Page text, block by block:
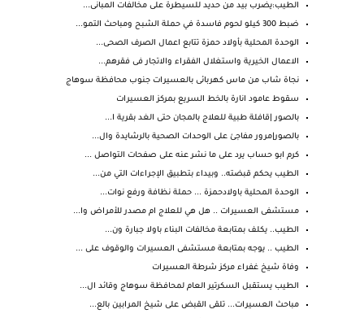
الطيب:يضرب بيد من حديد للسيطرة على مخالفات المبانى...
ضبط 300 كيلو لحوم فاسدة في حملة الشبح ومباحث التمو...
الوحدة المحلية بأولاد حمزة تتابع اعمال الصرف الصحى...
الاعمال الخيرية واستغلال الفقراء والاتجار فى فقرهم...
نجاة شاب من ماس كهربائى بالعسيرات جنوب محافظة سوهاج
سقوط عامود انارة بالخط السريع بمركز العسيرات
بالصور |قافلة طبية للعلاج بالمجان حتى الغد بقرية ا...
بالصور|مرور مفاجئ على الوحدات الصحية بالرشايدة وال...
كرم ابو حساب يرد على ما نشر عنه على صفحات التواصل ...
الطيب يحكم قبضته.. وبيداء بتطبيق الإجراءات التي من...
الوحدة المحلية باولادحمزة ... حملة نظافة ورفع نوات...
مستشفى العسيرات .. هل هي للعلاج ام مصدر للأمراض وا...
الطيب.. يكلف بمتابعة مخالفات البناء باولا جبارة ون...
الطيب .. يوجه بمتابعة مستشفى العسيرات والوقوف على ...
وفاة شيخ غفراء مركز شرطة العسيرات
الطيب يستقبل السكرتير العام لمحافظة سوهاج وقائد ال...
مباحث العسيرات... تلقى القبض على شيخ المرابين بالع...